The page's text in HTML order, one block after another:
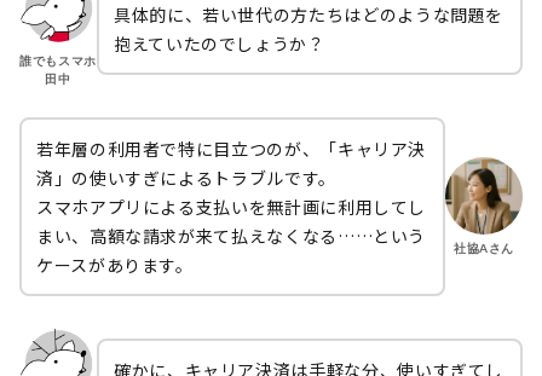
誰でもスマホ
田中
具体的に、若い世代の方たちはどのような問題を
抱えていたのでしょうか？
社協Aさん
若年層の利用者で特に目立つのが、「キャリア決
済」の使いすぎによるトラブルです。
スマホアプリによる支払いを無計画に利用してし
まい、高額な請求が来て払えなくなる……という
ケースがあります。
確かに、キャリア決済は手軽な分、使いすぎてし